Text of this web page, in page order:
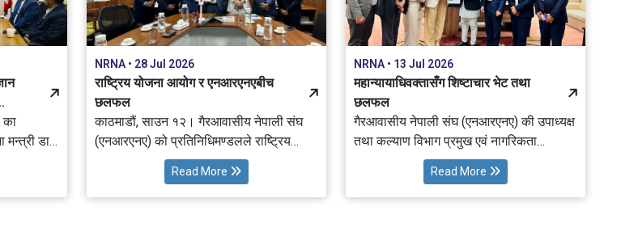
छलफल
का
डा.
ज्ञान
तथा
NRNA • 28 Jul 2026
राष्ट्रिय योजना आयोग र एनआरएनएबीच
छलफल
काठमाडौं, साउन १२। गैरआवासीय नेपाली संघ
(एनआरएनए) को प्रतिनिधिमण्डलले राष्ट्रिय
योजना आयोगका माननीय उपाध्यक्ष डा. गुणाकर
भट्टसँग भेट गरी चौथो विश्व नेपाली ज्ञान
सम्मेलन–२०२७ (4th NRNA Global
Read More
NRNA • 13 Jul 2026
महान्यायाधिवक्तासँग शिष्टाचार भेट तथा
छलफल
गैरआवासीय नेपाली संघ (एनआरएनए) की उपाध्यक्ष
तथा कल्याण विभाग प्रमुख एवं नागरिकता
निरन्तरता समिति (CNC) संयोजक रोजिना प्रधान
राईको नेतृत्वमा गैरआवासीय नेपाली संघ
(एनआरएनए) को प्रतिनिधिमण्डलले
Read More